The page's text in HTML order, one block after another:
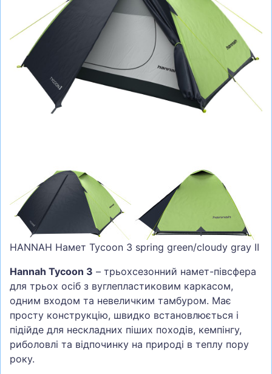
ВЗУТТЯ
СУМКИ
ШОЛОМИ, ЗАХИСТ, ОКУЛЯРИ
БІГ, ФІТНЕС, М'ЯЧІ
ВЕЛОСИПЕДИ
САМОКАТИ
ТУРИЗМ
HANNAH Намет Tycoon 3 spring green/cloudy gray II
Hannah Tycoon 3 – трьохсезонний намет-півсфера
для трьох осіб з вуглепластиковим каркасом,
одним входом та невеличким тамбуром. Має
просту конструкцію, швидко встановлюється і
підійде для нескладних піших походів, кемпінгу,
риболовлі та відпочинку на природі в теплу пору
року.